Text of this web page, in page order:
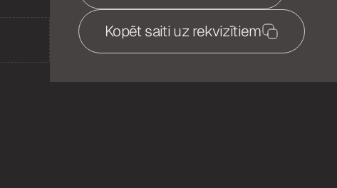
Kopēt saiti uz rekvizītiem